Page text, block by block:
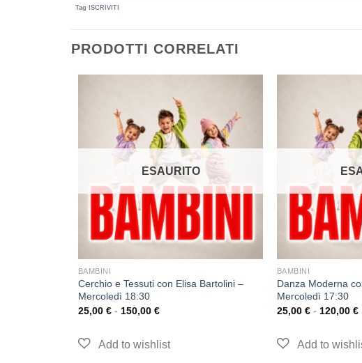
Tag ISCRIVITI
PRODOTTI CORRELATI
ESAURITO
BAMBINI
Cerchio e Tessuti con Elisa Bartolini –
Mercoledì 18:30
25,00 € - 150,00 €
BAMBINI
Danza Moderna
Mercoledì 17:30
25,00 € - 120,00 €